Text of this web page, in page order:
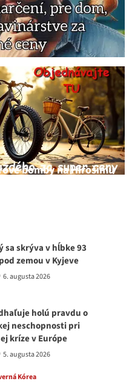
bomby na Hirošimu
sa skrýva v hĺbke 93
zemou v Kyjeve
6. augusta 2026
holú pravdu o
neschopnosti pri
kríze v Európe
5. augusta 2026
Kórea